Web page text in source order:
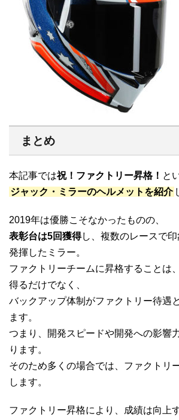
まとめ
本記事では祝！ファクトリー昇格！ と
ジャック・ミラーのヘルメットを紹介
2019年は優勝こそなかったものの、
表彰台は5回獲得し、複数のレースで
発揮したミラー。
ファクトリーチームに昇格することは
得るだけでなく、
バックアップ体制がファクトリー待遇
ます。
つまり、開発スピードや開発への影響
ります。
そのため多くの場合では、ファクトリ
します。
ファクトリー昇格により、成績は向上